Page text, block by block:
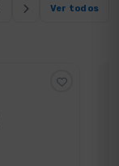
Ver todos